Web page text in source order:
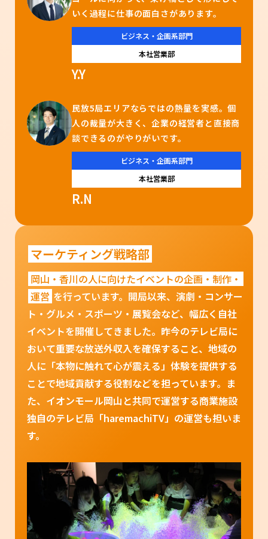
いく過程に仕事の面白さがあります。
ビジネス・企画系部門
本社営業部
Y.Y
民放5局エリアならではの熱量を実感。個
人の裁量が大きく、企業の経営者と直接商
談できるのがやりがいです。
ビジネス・企画系部門
本社営業部
R.N
マーケティング戦略部
岡山・香川の人に向けたイベントの企画・制作・
運営 を行っています。開局以来、演劇・コンサー
ト・グルメ・スポーツ・展覧会など、幅広く自社
イベントを開催してきました。昨今のテレビ局に
おいて重要な放送外収入を確保すること、地域の
人に「本物に触れて心が震える」体験を提供する
ことで地域貢献する役割などを担っています。ま
た、イオンモール岡山と共同で運営する商業施設
独自のテレビ局「haremachiTV」の運営も担いま
す。